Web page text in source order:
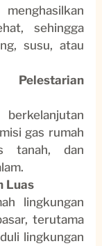
sehingga
susu, atau
gas rumah
tanah, dan
Luas
lingkungan
terutama
lingkungan